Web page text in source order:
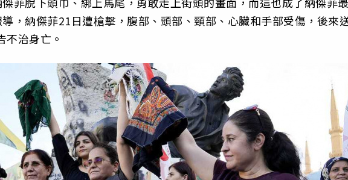
，納傑菲21日遭槍擊，腹部、頭部、頸部、心臟和手部受傷，後來
治身亡。